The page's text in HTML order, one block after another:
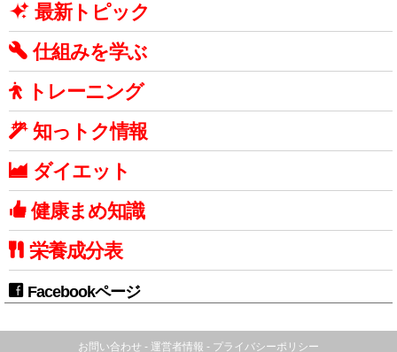
最新トピック
仕組みを学ぶ
トレーニング
知っトク情報
ダイエット
健康まめ知識
栄養成分表
Facebookページ
お問い合わせ - 運営者情報 - プライバシーポリシー